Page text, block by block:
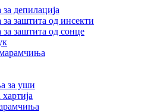
депилација
за заштита од инсекти
за заштита од сонце
за уши